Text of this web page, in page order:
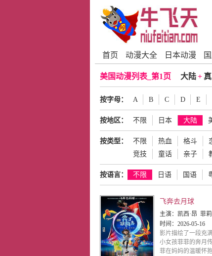
首页 动漫大全 日本动漫
美国动漫列表_第1页 大陆+
按字母： A B C D E
按地区： 不限 日本 大陆
按类型： 不限 热血 格斗
竞技
童话 亲子
按语言： 不限 日语 国语
飞奔去月球
主演： 凯西·昂 菲莉帕·苏 罗伯特
时间： 2026-05-16
影片描绘了一段充
小女孩菲菲的奔月
菲在妈妈的温暖怀